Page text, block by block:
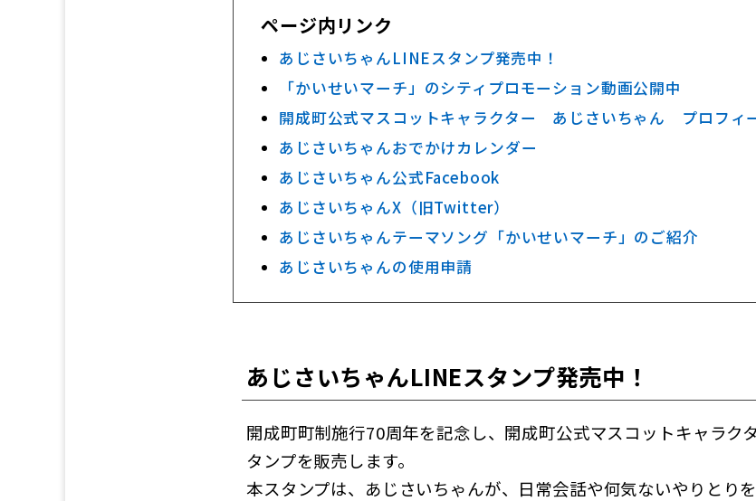
ページ内リンク
あじさいちゃんLINEスタンプ発売中！
「かいせいマーチ」のシティプロモーション動画公開中
開成町公式マスコットキャラクター あじさいちゃん プロフィ
あじさいちゃんおでかけカレンダー
あじさいちゃん公式Facebook
あじさいちゃんX（旧Twitter）
あじさいちゃんテーマソング「かいせいマーチ」のご紹介
あじさいちゃんの使用申請
あじさいちゃんLINEスタンプ発売中！
開成町町制施行70周年を記念し、開成町公式マスコットキャラク
タンプを販売します。
本スタンプは、あじさいちゃんが、日常会話や何気ないやりとり